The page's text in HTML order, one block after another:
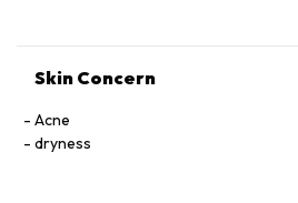
TETRAPEPTIDE-9, ALCOHOL,
TITANIUM DIOXIDE (CI 77891), IRON
77492, CI 77499)].
Skin Concern
Acne
dryness